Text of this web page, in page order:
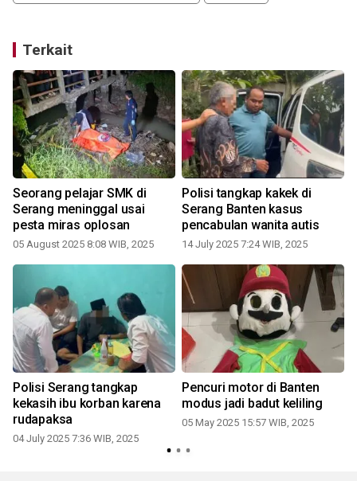
Terkait
Seorang pelajar SMK di
Serang meninggal usai
pesta miras oplosan
05 August 2025 8:08 WIB, 2025
Polisi tangkap kakek di
Serang Banten kasus
pencabulan wanita autis
14 July 2025 7:24 WIB, 2025
Polisi Serang tangkap
kekasih ibu korban karena
rudapaksa
04 July 2025 7:36 WIB, 2025
Pencuri motor di Banten
modus jadi badut keliling
05 May 2025 15:57 WIB, 2025